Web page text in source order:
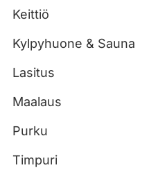
Keittiö
Kylpyhuone & Sauna
Lasitus
Maalaus
Purku
Timpuri